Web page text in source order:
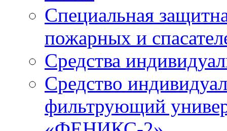
Специальная
пожарных и
Средства
Средство
фильтрующий